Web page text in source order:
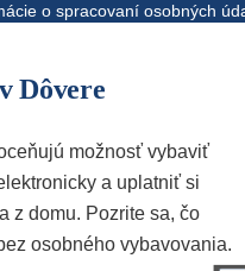
o spracovaní osobných
Dôvere
možnosť vybaviť
a uplatniť si
z domu. Pozrite sa, čo
osobného vybavovania.